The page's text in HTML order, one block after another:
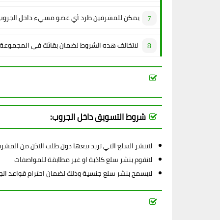
يمكن للمشرفين طرد أي عضو مسيء داخل
لاتخالف هذه الشروط لضمان بقائك في المجموعة
شروط التسويق داخل الجروب:
لاتنشر السلع التي تريد بيعها دون طلب الاذن من
لاتقوم بنشر سلع كاذبة او غير مطابقة للمواصفات
لايسمح بنشر سلع جنسية وذلك لضمان احترام قواعد